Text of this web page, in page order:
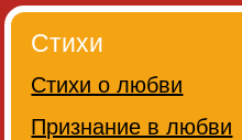
Стихи
Стихи о любви
Признание в любви